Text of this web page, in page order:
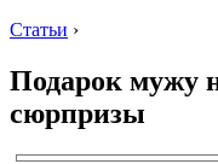
Статьи ›
Подарок мужу
сюрпризы